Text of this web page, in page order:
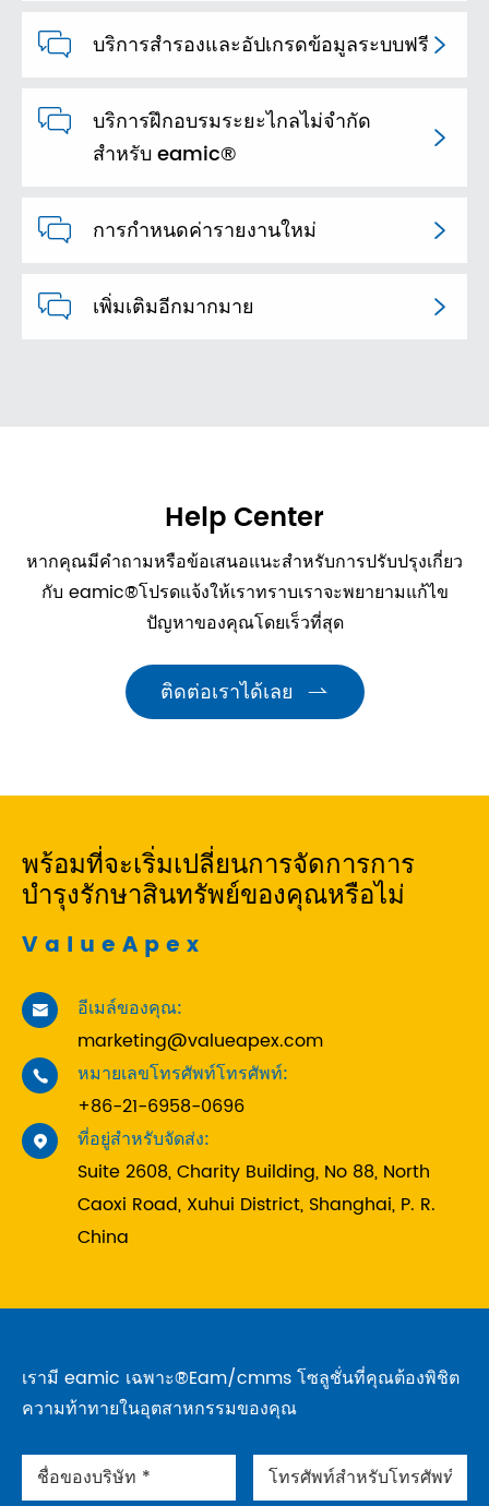
 บริการสำรองและอัปเกรดข้อมูลระบบฟรี 

บริการฝึกอบรมระยะไกลไม่จำกัด
สำหรับ eamic®

 การกำหนดค่ารายงานใหม่ 
 เพิ่มเติมอีกมากมาย 
Help Center
หากคุณมีคำถามหรือข้อเสนอแนะสำหรับการปรับปรุงเกี่ยว
กับ eamic®โปรดแจ้งให้เราทราบเราจะพยายามแก้ไข
ปัญหาของคุณโดยเร็วที่สุด
ติดต่อเราได้เลย 
พร้อมที่จะเริ่มเปลี่ยนการจัดการการ
บำรุงรักษาสินทรัพย์ของคุณหรือไม่
ValueApex

อีเมล์ของคุณ:
marketing@valueapex.com

หมายเลขโทรศัพท์โทรศัพท์:
+86-21-6958-0696

ที่อยู่สำหรับจัดส่ง:
Suite 2608, Charity Building, No 88, North
Caoxi Road, Xuhui District, Shanghai, P. R.
China
เรามี eamic เฉพาะ®Eam/cmms โซลูชั่นที่คุณต้องพิชิต
ความท้าทายในอุตสาหกรรมของคุณ